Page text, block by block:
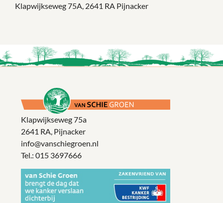
Klapwijkseweg 75A, 2641 RA Pijnacker
Klapwijkseweg 75a
2641 RA, Pijnacker
info@vanschiegroen.nl
Tel.: 015 3697666